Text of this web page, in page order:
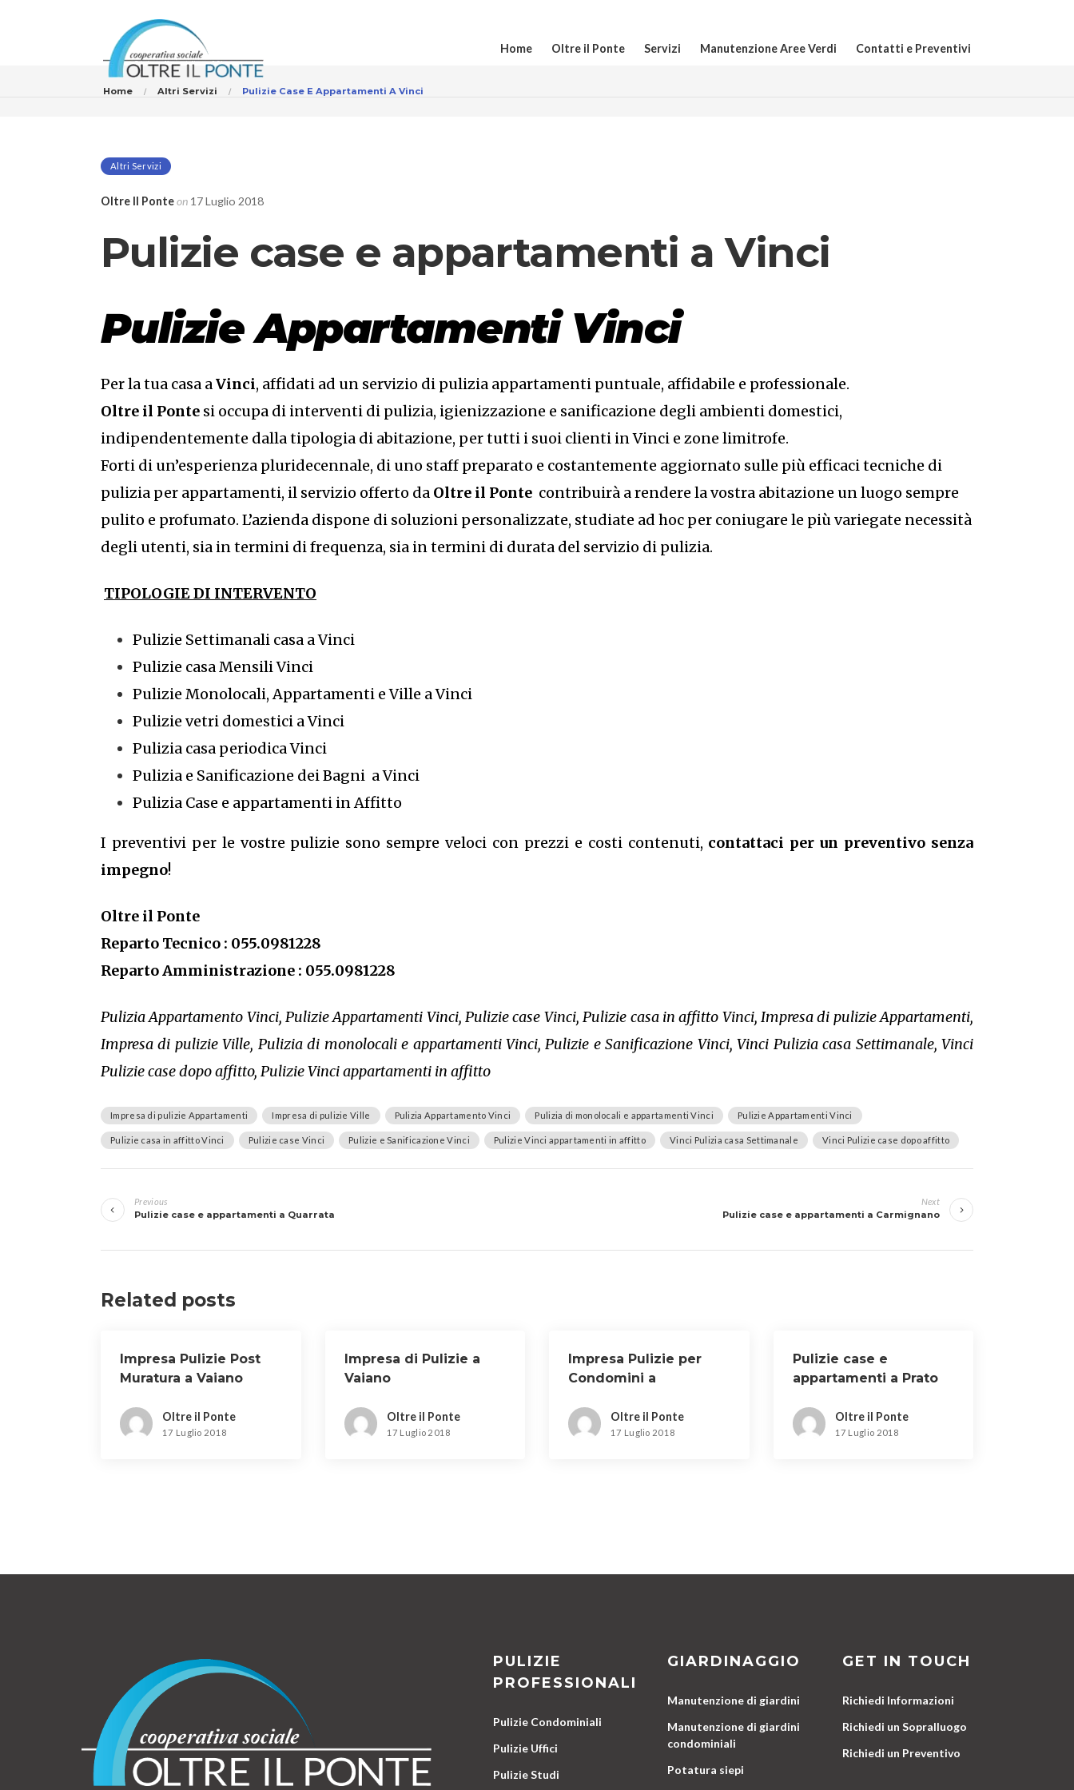
Home Oltre il Ponte Servizi Manutenzione Aree Verdi Contatti e Preventivi
Home Altri Servizi Pulizie Case E Appartamenti A Vinci
Altri Servizi
Oltre Il Ponteon 17 Luglio 2018
Pulizie case e appartamenti a Vinci
Pulizie Appartamenti Vinci
Per la tua casa aVinci, affidati ad un servizio di pulizia appartamenti puntuale, affidabile e professionale.
Oltre il Ponte si occupa di interventi di pulizia, igienizzazione e sanificazione degli ambienti domestici,
indipendentemente dalla tipologia di abitazione, per tutti i suoi clienti in Vinci e zone limitrofe.
Forti di un’esperienza pluridecennale, di uno staff preparato e costantemente aggiornato sulle più efficaci tecniche di
pulizia per appartamenti, il servizio offerto da Oltre il Ponte contribuirà a rendere la vostra abitazione un luogo sempre
pulito e profumato. L’azienda dispone di soluzioni personalizzate, studiate ad hoc per coniugare le più variegate necessità
degli utenti, sia in termini di frequenza, sia in termini di durata del servizio di pulizia.
TIPOLOGIE DI INTERVENTO
Pulizie Settimanali casa a Vinci
Pulizie casa Mensili Vinci
Pulizie Monolocali, Appartamenti e Ville a Vinci
Pulizie vetri domestici a Vinci
Pulizia casa periodica Vinci
Pulizia e Sanificazione dei Bagni a Vinci
Pulizia Case e appartamenti in Affitto
I preventivi per le vostre pulizie sono sempre veloci con prezzi e costi contenuti, contattaci per un preventivo senza
impegno!
Oltre il Ponte
Reparto Tecnico : 055.0981228
Reparto Amministrazione : 055.0981228
Pulizia Appartamento Vinci, Pulizie Appartamenti Vinci, Pulizie case Vinci, Pulizie casa in affitto Vinci, Impresa di pulizie Appartamenti,
Impresa di pulizie Ville, Pulizia di monolocali e appartamenti Vinci, Pulizie e Sanificazione Vinci, Vinci Pulizia casa Settimanale, Vinci
Pulizie case dopo affitto, Pulizie Vinci appartamenti in affitto
Impresa di pulizie Appartamenti Impresa di pulizie Ville Pulizia Appartamento Vinci Pulizia di monolocali e appartamenti Vinci Pulizie Appartamenti Vinci
Pulizie casa in affitto Vinci Pulizie case Vinci Pulizie e Sanificazione Vinci Pulizie Vinci appartamenti in affitto Vinci Pulizia casa Settimanale Vinci Pulizie case dopo affitto
articoli
Previous
Pulizie case e appartamenti a Quarrata
Next
Pulizie case e appartamenti a Carmignano
Related posts
Impresa Pulizie Post
Muratura a Vaiano
Oltre il Ponte
17 Luglio 2018
Impresa di Pulizie a
Vaiano
Oltre il Ponte
17 Luglio 2018
Impresa Pulizie per
Condomini a
Oltre il Ponte
17 Luglio 2018
Pulizie case e
appartamenti a Prato
Oltre il Ponte
17 Luglio 2018
PULIZIE
PROFESSIONALI
Pulizie Condominiali
Pulizie Uffici
Pulizie Studi
GIARDINAGGIO
Manutenzione di giardini
Manutenzione di giardini
condominiali
Potatura siepi
GET IN TOUCH
Richiedi Informazioni
Richiedi un Sopralluogo
Richiedi un Preventivo